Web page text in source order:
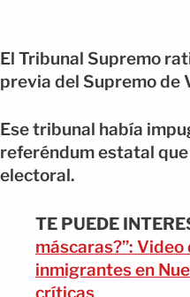
El Tribunal Supremo
previa del Supremo de
Ese tribunal había
referéndum estatal
electoral.
TE PUEDE
máscaras?”:
inmigrantes en
críticas